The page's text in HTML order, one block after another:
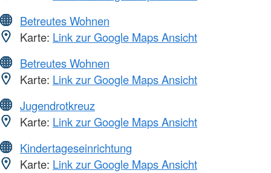
Betreutes Wohnen
Karte: Link zur Google Maps Ansicht
Betreutes Wohnen
Karte: Link zur Google Maps Ansicht
Jugendrotkreuz
Karte: Link zur Google Maps Ansicht
Kindertageseinrichtung
Karte: Link zur Google Maps Ansicht